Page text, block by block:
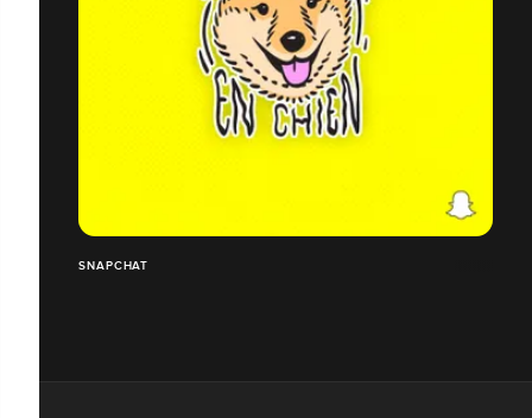
SNAPCHAT